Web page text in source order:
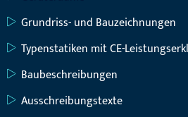
Grundriss- und Bauzeichnungen
Typenstatiken mit CE-
Baubeschreibungen
Ausschreibungstexte